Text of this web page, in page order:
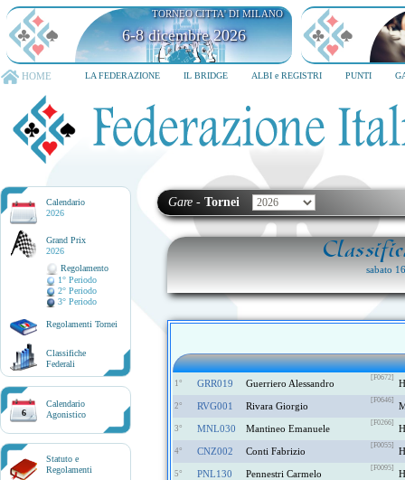
TORNEO CITTA' DI MILANO
6-8 dicembre 2026
HOME LA FEDERAZIONE IL BRIDGE ALBI e REGISTRI PUNTI
Calendario
2026
Grand Prix
2026
Regolamento
1° Periodo
2° Periodo
3° Periodo
Regolamenti Tornei
Classifiche
Federali
6
Calendario
Agonistico
Statuto e
Regolamenti
Gare - Tornei
sabato
1° GRR019 Guerriero Alessandro
[F0672]
2° RVG001 Rivara Giorgio
[F0646]
3° MNL030 Mantineo Emanuele
[F0266]
4° CNZ002 Conti Fabrizio
[F0055]
5° PNL130 Pennestri Carmelo
[F0095]